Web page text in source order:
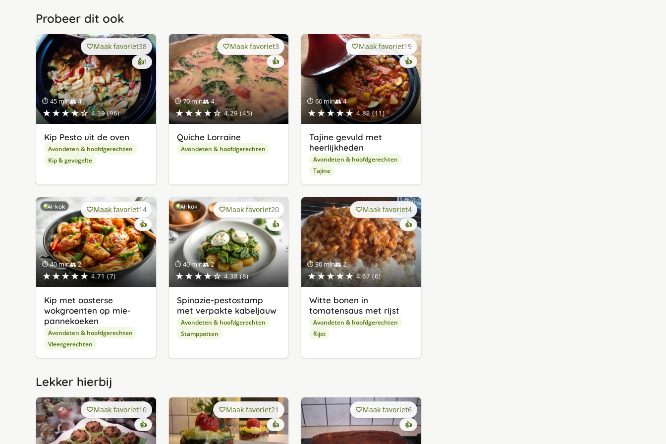
Probeer dit ook
⏱ 45 min👥 4
★★★★☆ 4.39 (96)
Maak favoriet38
👍1keer
lekker
gevonden
Kip Pesto uit de oven
Avondeten & hoofdgerechten
Kip & gevogelte
⏱ 70 min👥 4
★★★★☆ 4.29 (45)
Maak favoriet3
👍
Quiche Lorraine
Avondeten & hoofdgerechten
⏱ 60 min👥 4
★★★★★ 4.82 (11)
Maak favoriet19
👍
Tajine gevuld met
heerlijkheden
Avondeten & hoofdgerechten
Tajine
AI-kok
⏱ 40 min👥 2
★★★★★ 4.71 (7)
Maak favoriet14
👍
Kip met oosterse
wokgroenten op mie-
pannekoeken
Avondeten & hoofdgerechten
Vleesgerechten
AI-kok
⏱ 40 min👥 2
★★★★☆ 4.38 (8)
Maak favoriet20
👍
Spinazie-pestostamp
met verpakte kabeljauw
Avondeten & hoofdgerechten
Stamppotten
⏱ 30 min👥 2
★★★★★ 4.67 (6)
Maak favoriet4
👍
Witte bonen in
tomatensaus met rijst
Avondeten & hoofdgerechten
Rijst
Lekker hierbij
Maak favoriet10
👍
Maak favoriet21
👍
Maak favoriet6
👍